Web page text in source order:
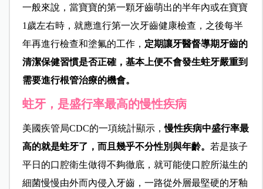
一般來說，當寶寶的第一顆牙齒萌出的半年內或在寶寶
1歲左右時，就應進行第一次牙齒健康檢查，之後每半
年再進行檢查和塗氟的工作， 定期讓牙醫督導期牙齒的
清潔保健習慣是否正確，基本上便不會發生蛀牙嚴重到
需要進行根管治療的機會。
蛀牙，是盛行率最高的慢性疾病
美國疾管局CDC的一項統計顯示，慢性疾病中盛行率最
高的就是蛀牙了，而且幾乎不分性別與年齡。 若是孩子
平日的口腔衛生做得不夠徹底，就可能使口腔所滋生的
細菌慢慢由外而內侵入牙齒，一路從外層最堅硬的牙釉